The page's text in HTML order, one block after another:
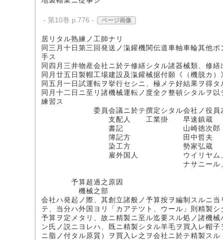
- 第10巻 p.776 - ページ画像
居リタル熟練ノ工師ナリ
同三月十日第三回発送ノ滊鑵機関伝道車軸車輪其他
手ス
同四月三井物産会社ニ於テ修繕シタル諸器械類、修
同月廿五日製帽工場建設及滊鑵械据付願《（機脱カ
同五月一日試運転ヲ挙行セシニ、極メテ好結果ヲ得
同月十二日ニ至リ諸機械運転ノ度全ク整頓シタルヲ
練習ス
委員会議ニ於テ撰定シタル会社ノ役員左
支配人 工業掛 早速鎮蔵
書記 山崎徳次郎
簿記方 田中哲夫
染工方 勢家弘蔵
雇外国人 ウイリヤム、マ
ナサニール、ウー
予算超過之原因
機械之部
会社ハ発起ノ際、其創立諸般ノ予算按ヲ編制スルニ
テ、当分ハ外国ヨリ「カアテツト、ウール」則精製
予算ヲ定メタリ、故ニ精製ニ至ル迄要スル処ノ諸機
ン氏ノ説ニヨレハ、既ニ精製シタル羊毛ヲ買入レ帽
ニ脂ノ付タル原質）ヲ買入レ之ヲ会社ニ於テ精製ス